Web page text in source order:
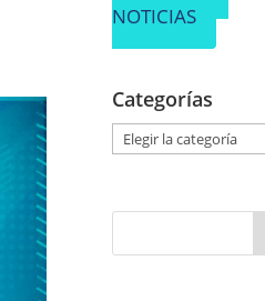
NOTICIAS
Categorías
g